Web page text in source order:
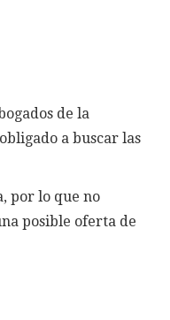
de la
a buscar las
por lo que no
posible oferta de